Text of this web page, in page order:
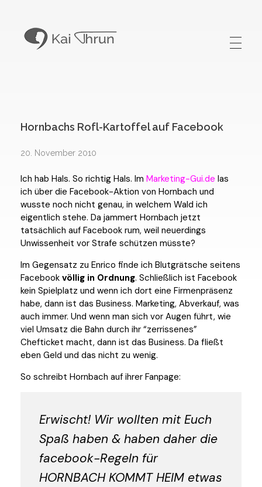
Hornbachs Rofl-Kartoffel auf Facebook
20. November 2010
Ich hab Hals. So richtig Hals. Im Marketing-Gui.de las
ich über die Facebook-Aktion von Hornbach und
wusste noch nicht genau, in welchem Wald ich
eigentlich stehe. Da jammert Hornbach jetzt
tatsächlich auf Facebook rum, weil neuerdings
Unwissenheit vor Strafe schützen müsste?
Im Gegensatz zu Enrico finde ich Blutgrätsche seitens
Facebook völlig in Ordnung. Schließlich ist Facebook
kein Spielplatz und wenn ich dort eine Firmenpräsenz
habe, dann ist das Business. Marketing, Abverkauf, was
auch immer. Und wenn man sich vor Augen führt, wie
viel Umsatz die Bahn durch ihr “zerrissenes”
Chefticket macht, dann ist das Business. Da fließt
eben Geld und das nicht zu wenig.
So schreibt Hornbach auf ihrer Fanpage:
Erwischt! Wir wollten mit Euch
Spaß haben & haben daher die
facebook-Regeln für
HORNBACH KOMMT HEIM etwas